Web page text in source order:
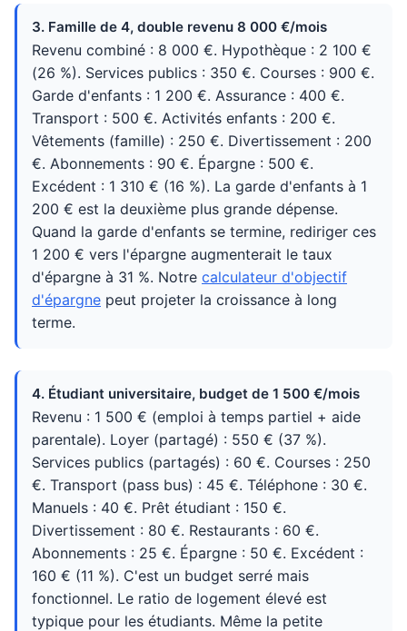
3. Famille de 4, double revenu 8 000 €/mois
Revenu combiné : 8 000 €. Hypothèque : 2 100 €
(26 %). Services publics : 350 €. Courses : 900 €.
Garde d'enfants : 1 200 €. Assurance : 400 €.
Transport : 500 €. Activités enfants : 200 €.
Vêtements (famille) : 250 €. Divertissement : 200
€. Abonnements : 90 €. Épargne : 500 €.
Excédent : 1 310 € (16 %). La garde d'enfants à 1
200 € est la deuxième plus grande dépense.
Quand la garde d'enfants se termine, rediriger ces
1 200 € vers l'épargne augmenterait le taux
d'épargne à 31 %. Notre calculateur d'objectif
d'épargne peut projeter la croissance à long
terme.
4. Étudiant universitaire, budget de 1 500 €/mois
Revenu : 1 500 € (emploi à temps partiel + aide
parentale). Loyer (partagé) : 550 € (37 %).
Services publics (partagés) : 60 €. Courses : 250
€. Transport (pass bus) : 45 €. Téléphone : 30 €.
Manuels : 40 €. Prêt étudiant : 150 €.
Divertissement : 80 €. Restaurants : 60 €.
Abonnements : 25 €. Épargne : 50 €. Excédent :
160 € (11 %). C'est un budget serré mais
fonctionnel. Le ratio de logement élevé est
typique pour les étudiants. Même la petite